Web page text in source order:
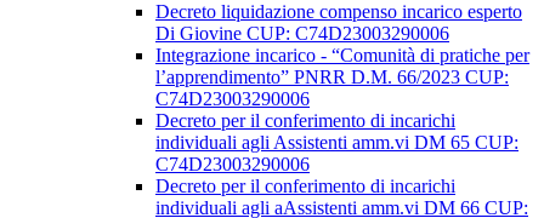
Decreto liquidazione compenso incarico esperto
Di Giovine CUP: C74D23003290006
Integrazione incarico - “Comunità di pratiche per
l’apprendimento” PNRR D.M. 66/2023 CUP:
C74D23003290006
Decreto per il conferimento di incarichi
individuali agli Assistenti amm.vi DM 65 CUP:
C74D23003290006
Decreto per il conferimento di incarichi
individuali agli aAssistenti amm.vi DM 66 CUP: